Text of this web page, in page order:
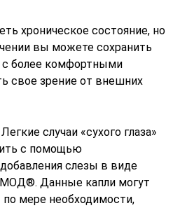
хроническое состояние, но
вы можете сохранить
более комфортными
свое зрение от внешних
Легкие случаи «сухого глаза»
с помощью
слезы в виде
Данные капли могут
мере необходимости,